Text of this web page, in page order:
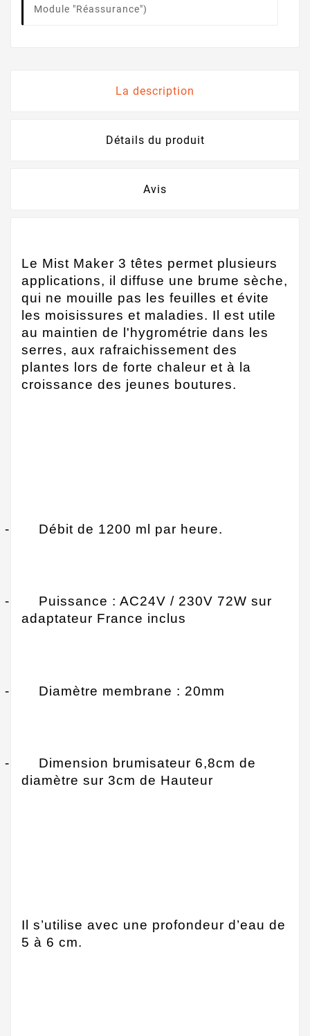
Module "Réassurance")
La description
Détails du produit
Avis
Le Mist Maker 3 têtes permet plusieurs
applications, il diffuse une brume sèche,
qui ne mouille pas les feuilles et évite
les moisissures et maladies. Il est utile
au maintien de l'hygrométrie dans les
serres, aux rafraichissement des
plantes lors de forte chaleur et à la
croissance des jeunes boutures.
- Débit de 1200 ml par heure.
-
Puissance : AC24V / 230V 72W sur
adaptateur France inclus
- Diamètre membrane : 20mm
-
Dimension brumisateur 6,8cm de
diamètre sur 3cm de Hauteur
Il s’utilise avec une profondeur d’eau de
5 à 6 cm.